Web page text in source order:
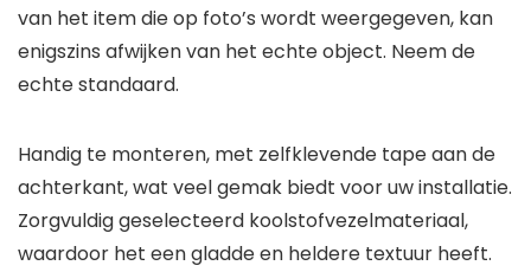
van het item die op foto’s wordt weergegeven, kan
enigszins afwijken van het echte object. Neem de
echte standaard.
Handig te monteren, met zelfklevende tape aan de
achterkant, wat veel gemak biedt voor uw installatie.
Zorgvuldig geselecteerd koolstofvezelmateriaal,
waardoor het een gladde en heldere textuur heeft.